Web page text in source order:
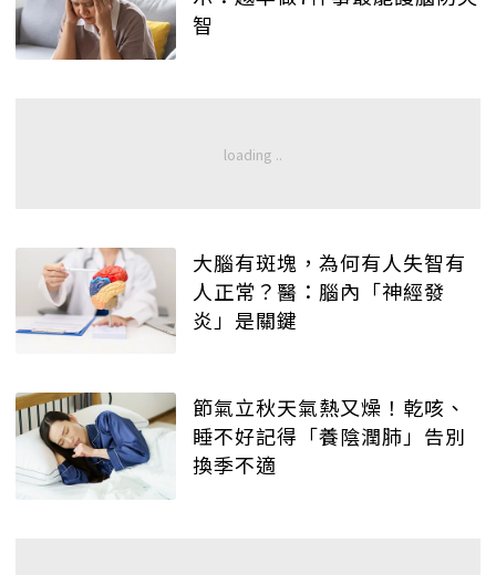
智
大腦有斑塊，為何有人失智有
人正常？醫：腦內「神經發
炎」是關鍵
節氣立秋天氣熱又燥！乾咳、
睡不好記得「養陰潤肺」告別
換季不適